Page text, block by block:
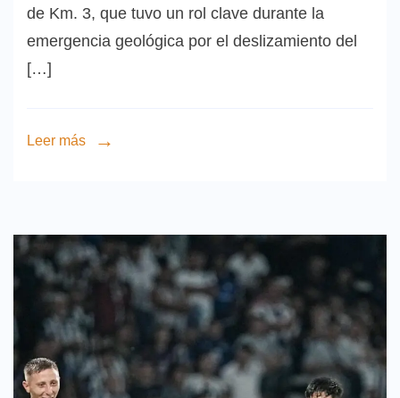
de Km. 3, que tuvo un rol clave durante la
emergencia geológica por el deslizamiento del
[…]
Leer más